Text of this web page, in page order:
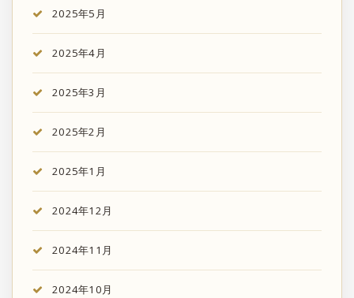
2025年5月
2025年4月
2025年3月
2025年2月
2025年1月
2024年12月
2024年11月
2024年10月